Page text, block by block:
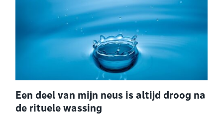
Een deel van mijn neus is altijd droog na
de rituele wassing